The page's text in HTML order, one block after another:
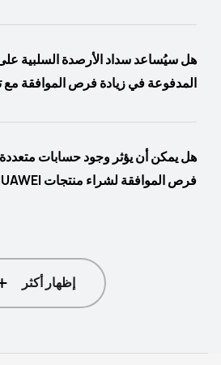
هل سيُساعد سداد الأرصدة السلبية
المدفوعة في زيادة فرص الموافقة مع
هل يمكن أن يؤثر وجود حسابات
فرص الموافقة لشراء منتجات HUAWEI؟
إظهار أكثر